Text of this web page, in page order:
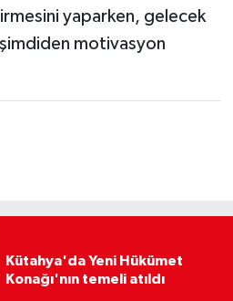
yaparken, gelecek
motivasyon
Kütahya'da Yeni Hükümet
Konağı'nın temeli atıldı